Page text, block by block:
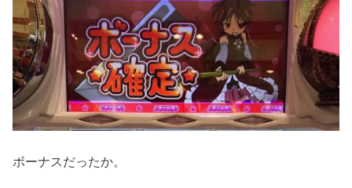
ボーナスだったか。